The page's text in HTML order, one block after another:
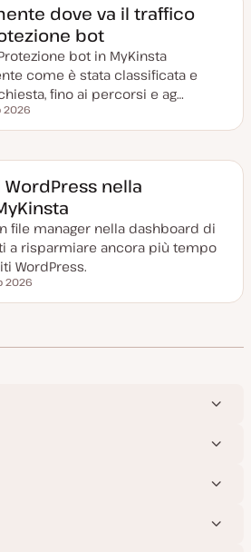
dove va il traffico
bot
bot in MyKinsta
come è stata classificata e
fino ai percorsi e ag…
2026
nella
file manager nella dashboard di
a risparmiare ancora più tempo
WordPress.
2026